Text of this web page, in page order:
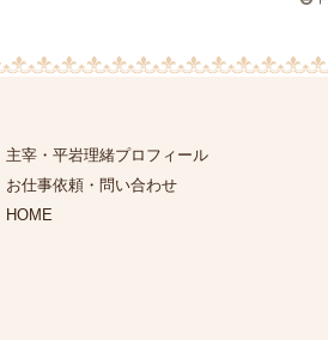
主宰・平岩理緒プロフィール
お仕事依頼・問い合わせ
HOME